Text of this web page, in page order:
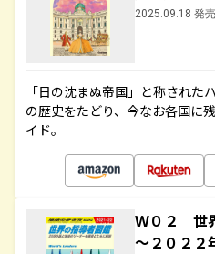
2025.09.18 発売
「日の沈まぬ帝国」と称され
の歴史をたどり、今なお各国に
イド。
Ｗ０２ 世
～２０２２